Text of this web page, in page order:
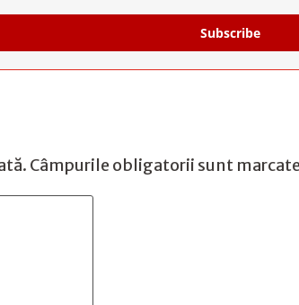
Subscribe
Câmpurile obligatorii sunt